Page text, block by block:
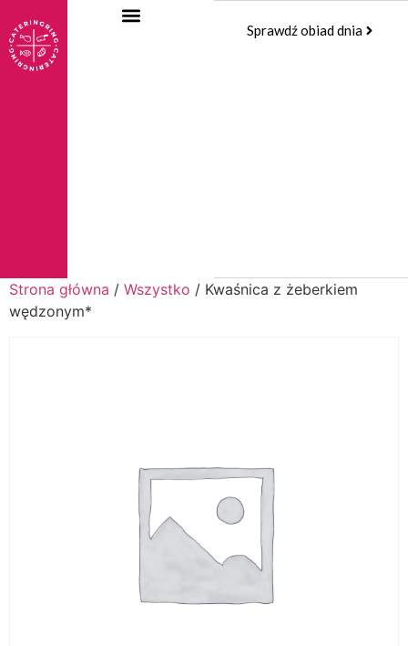
Sprawdź obiad dnia
Strona główna / Wszystko / Kwaśnica z żeberkiem
wędzonym*